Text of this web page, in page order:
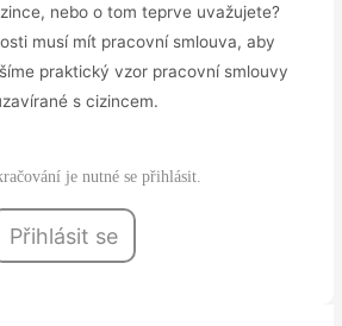
nebo o tom teprve uvažujete?
musí mít pracovní smlouva, aby
praktický vzor pracovní smlouvy
s cizincem.
je nutné se přihlásit.
Přihlásit se